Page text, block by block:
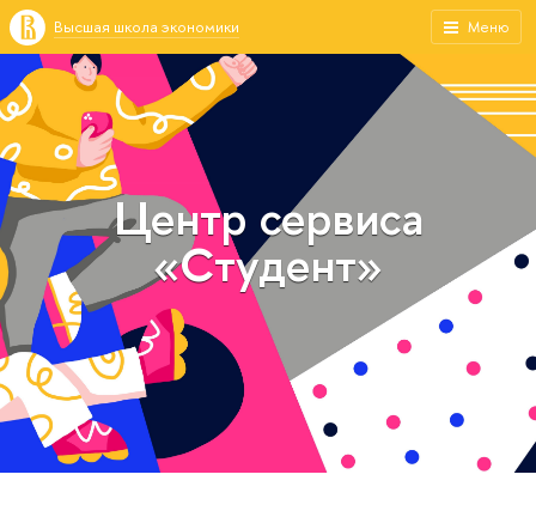
Меню
Высшая школа экономики
Центр сервиса
«Студент»